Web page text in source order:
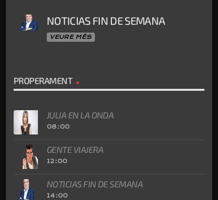
NOTICIAS FIN DE SEMANA
VEURE MÉS
PROPERAMENT
JULIA EN LA ONDA
08:00
GENTE VIAJERA
12:00
NOTICIAS FIN DE SEMANA
14:00